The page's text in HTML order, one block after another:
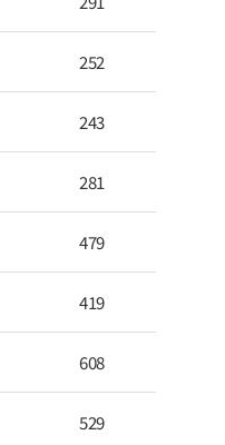
252
243
281
479
419
608
529